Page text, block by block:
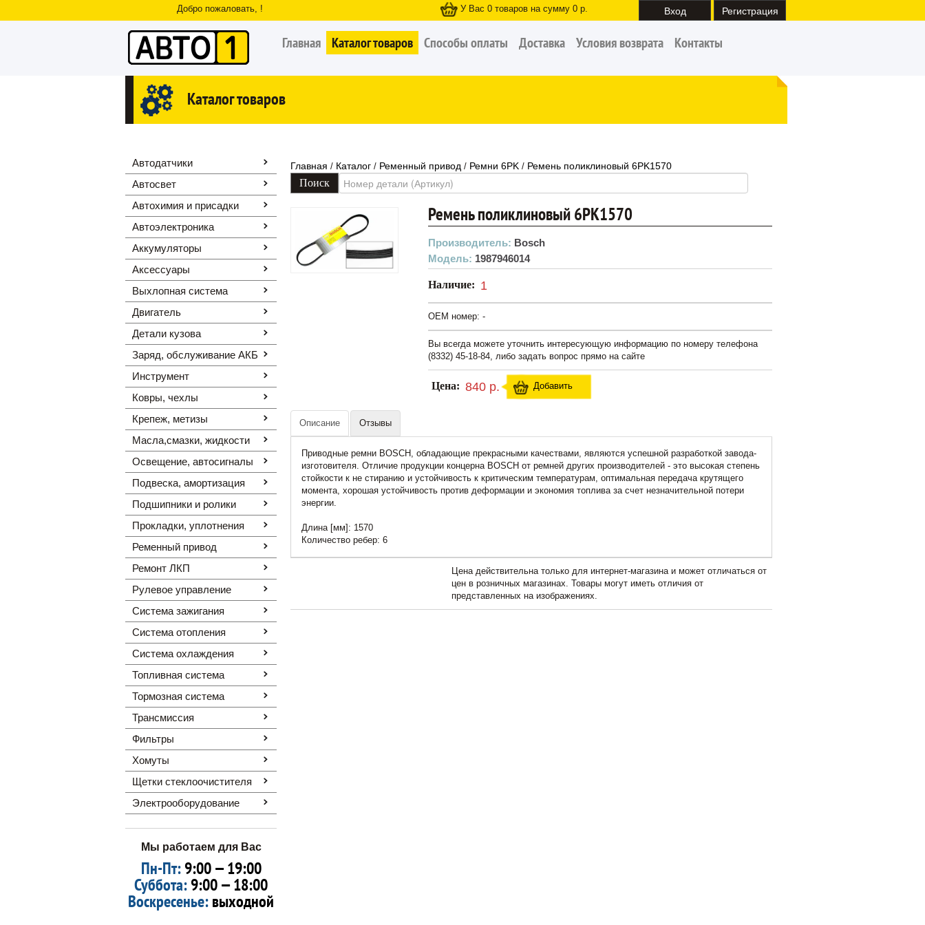
Добро пожаловать, ! У Вас 0 товаров на сумму 0 р. Вход Регистрация
Главная Каталог товаров Способы оплаты Доставка Условия возврата Контакты
Каталог товаров
Автодатчики
Автосвет
Автохимия и присадки
Автоэлектроника
Аккумуляторы
Аксессуары
Выхлопная система
Двигатель
Детали кузова
Заряд, обслуживание АКБ
Инструмент
Ковры, чехлы
Крепеж, метизы
Масла,смазки, жидкости
Освещение, автоcигналы
Подвеска, амортизация
Подшипники и ролики
Прокладки, уплотнения
Ременный привод
Ремонт ЛКП
Рулевое управление
Система зажигания
Система отопления
Система охлаждения
Топливная система
Тормозная система
Трансмиссия
Фильтры
Хомуты
Щетки стеклоочистителя
Электрооборудование
Мы работаем для Вас
Пн-Пт:9:00 — 19:00
Суббота:9:00 — 18:00
Воскресенье:выходной
Главная / Каталог / Ременный привод / Ремни 6PK / Ремень поликлиновый 6PK1570
Ремень поликлиновый 6PK1570
Производитель: Bosch
Модель: 1987946014
Наличие: 1
OEM номер: -
Вы всегда можете уточнить интересующую информацию по номеру телефона
(8332) 45-18-84, либо задать вопрос прямо на сайте
Цена: 840 р. Добавить
Описание Отзывы
Приводные ремни BOSCH, обладающие прекрасными качествами, являются успешной разработкой завода-
изготовителя. Отличие продукции концерна BOSCH от ремней других производителей - это высокая степень
стойкости к не стиранию и устойчивость к критическим температурам, оптимальная передача крутящего
момента, хорошая устойчивость против деформации и экономия топлива за счет незначительной потери
энергии.
Длина [мм]: 1570
Количество ребер: 6
Цена действительна только для интернет-магазина и может отличаться от
цен в розничных магазинах. Товары могут иметь отличия от
представленных на изображениях.